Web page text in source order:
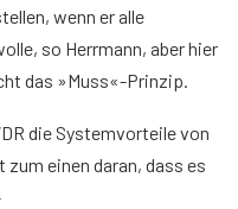
wenn er alle
so Herrmann, aber hier
das »Muss«-Prinzip.
die Systemvorteile von
einen daran, dass es